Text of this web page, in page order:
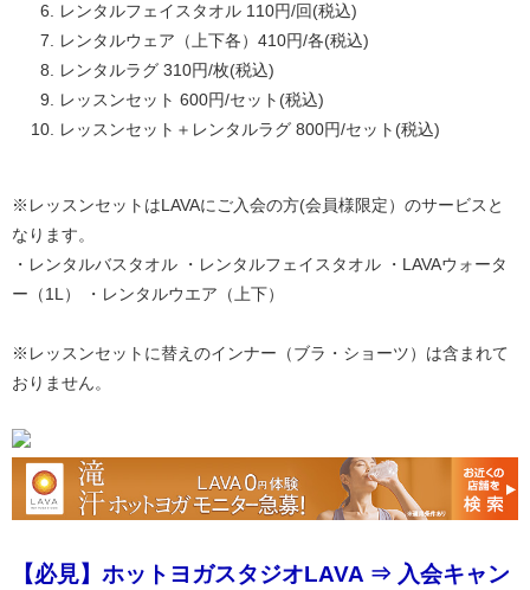
レンタルフェイスタオル 110円/回(税込)
レンタルウェア（上下各）410円/各(税込)
レンタルラグ 310円/枚(税込)
レッスンセット 600円/セット(税込)
レッスンセット＋レンタルラグ 800円/セット(税込)
※レッスンセットはLAVAにご入会の方(会員様限定）のサービスと
なります。
・レンタルバスタオル ・レンタルフェイスタオル ・LAVAウォータ
ー（1L） ・レンタルウエア（上下）
※レッスンセットに替えのインナー（ブラ・ショーツ）は含まれて
おりません。
【必見】ホットヨガスタジオLAVA ⇒ 入会キャン